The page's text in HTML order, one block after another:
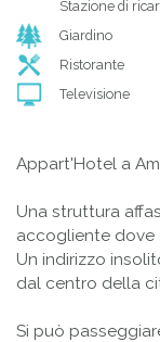
Stazione di
Giardino
Ristorante
Televisione
Appart'Hotel a
Una struttura
accogliente dove
Un indirizzo
dal centro della
Si può